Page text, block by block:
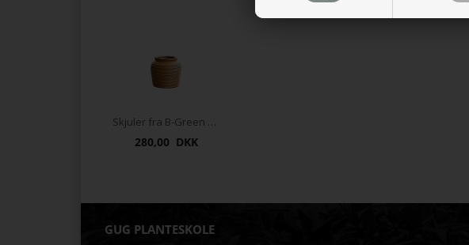
Skjuler fra B-Green matt honey str. 19x20 cm
280,00 DKK
GUG PLANTESKOLE